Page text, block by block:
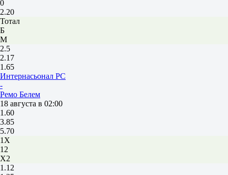
0
2.20
Тотал
Б
М
2.5
2.17
1.65
Интернасьонал РС
-
Ремо Белем
18 августа в 02:00
1.60
3.85
5.70
1X
12
X2
1.12